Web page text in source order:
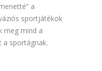
a
sportjátékok
meg mind a
a sportágnak.